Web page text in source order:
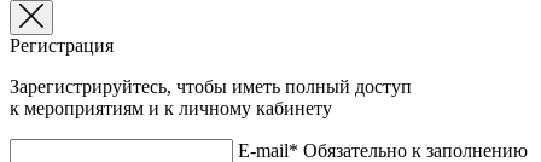
Регистрация
Зарегистрируйтесь, чтобы иметь полный доступ
к мероприятиям и к личному кабинету
E-mail* Обязательно к заполнению